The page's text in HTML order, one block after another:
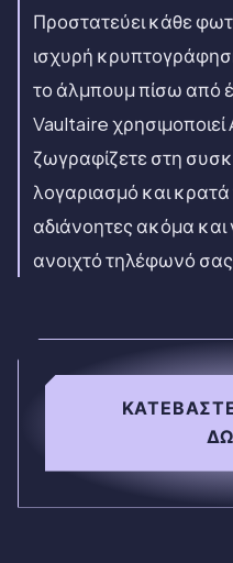
Προστατεύει κάθε
ισχυρή
το άλμπουμ πίσω από
Vaultaire
ζωγραφίζετε στη
λογαριασμό και κρατά
αδιάνοητες ακόμα και
ανοιχτό τηλέφωνό
ΚΑΤΕΒΆΣΤΕ